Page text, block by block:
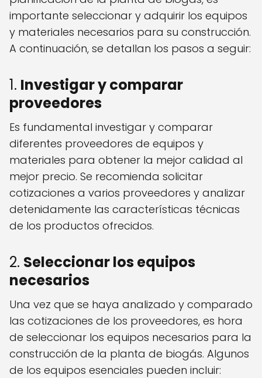
importante seleccionar y adquirir los equipos
y materiales necesarios para su construcción.
A continuación, se detallan los pasos a seguir:
1. Investigar y comparar
proveedores
Es fundamental investigar y comparar
diferentes proveedores de equipos y
materiales para obtener la mejor calidad al
mejor precio. Se recomienda solicitar
cotizaciones a varios proveedores y analizar
detenidamente las características técnicas
de los productos ofrecidos.
2. Seleccionar los equipos
necesarios
Una vez que se haya analizado y comparado
las cotizaciones de los proveedores, es hora
de seleccionar los equipos necesarios para la
construcción de la planta de biogás. Algunos
de los equipos esenciales pueden incluir: